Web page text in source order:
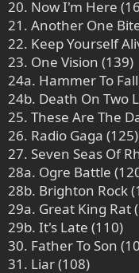
20. Now I'm Here
21. Another One
22. Keep Yourself
23. One Vision (139)
24a. Hammer To
24b. Death On Two
25. These Are The
26. Radio Gaga (125)
27. Seven Seas Of
28a. Ogre Battle
28b. Brighton Rock
29a. Great King Rat
29b. It's Late (110)
30. Father To Son
31. Liar (108)